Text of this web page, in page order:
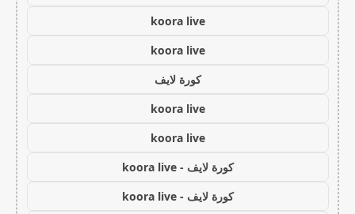
koora live
koora live
كورة لايف
koora live
koora live
كورة لايف - koora live
كورة لايف - koora live